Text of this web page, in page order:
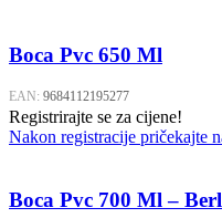
Boca Pvc 650 Ml
EAN: 9684112195277
Registrirajte se za cijene!
Nakon registracije pričekajte
Boca Pvc 700 Ml –